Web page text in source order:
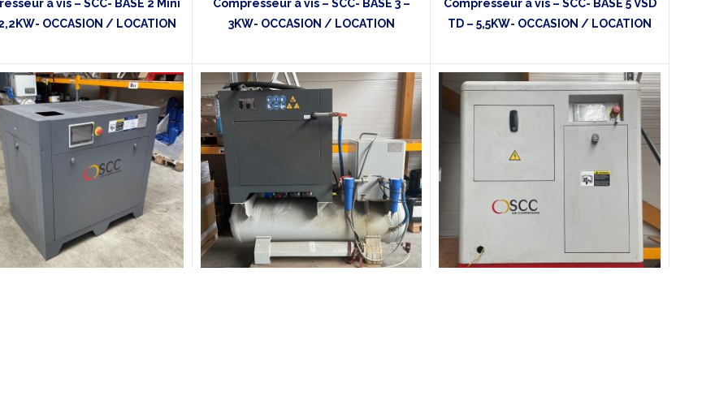
à vis – SCC- BASE 2 Mini
OCCASION / LOCATION
Compresseur à vis – SCC- BASE 3 –
3KW- OCCASION / LOCATION
Compresseur à vis – SCC- BASE 5 VSD
TD – 5,5KW- OCCASION / LOCATION